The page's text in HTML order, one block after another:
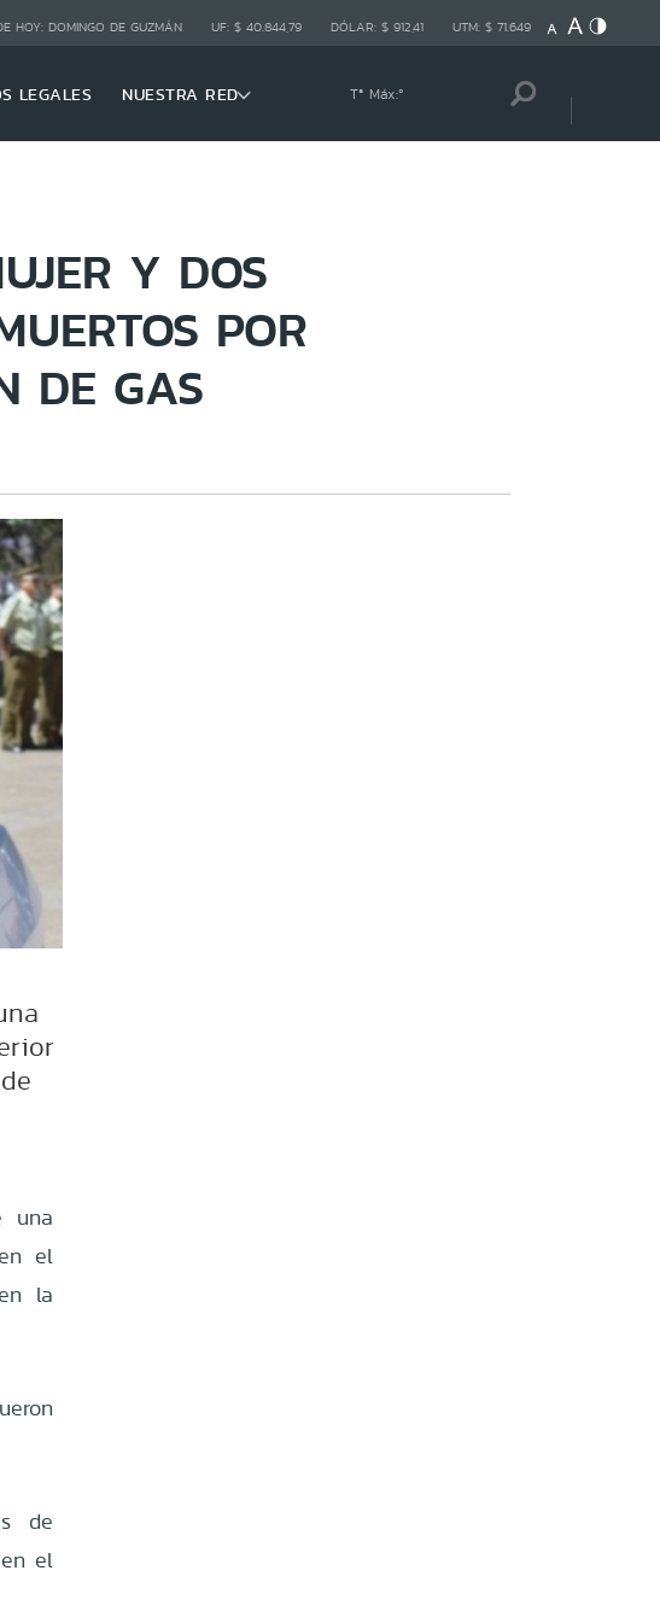
HOY: DOMINGO DE GUZMÁN UF: $ 40.844,79 DÓLAR: $ 912,41 UTM: $ 71.649
LEGALES NUESTRA RED Tª Máx:º
Y DOS
POR
DE GAS
una
el
la
de
el